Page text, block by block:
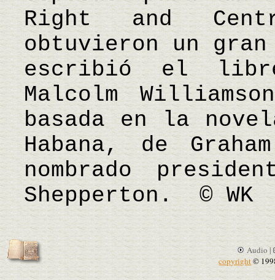
Right and
obtuvieron un
escribió el
Malcolm
basada en la
Habana, de
nombrado
Shepperton. © WK
Audio |
copyright©